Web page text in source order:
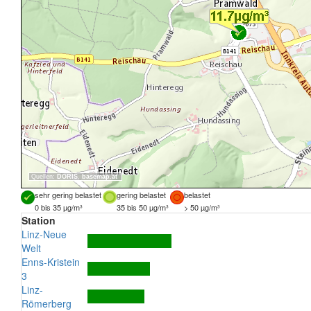
Quellen: DORIS, basemap.at
sehr gering belastet gering belastet
belastet
0 bis 35 µg/m³
35 bis 50 µg/m³ > 50 µg/m³
Station
Linz-Neue
Welt
Enns-Kristein
3
Linz-
Römerberg